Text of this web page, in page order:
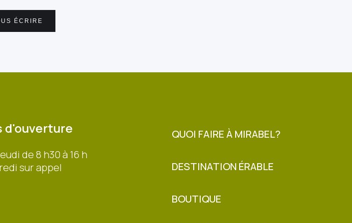
ÉCRIRE
d'ouverture
de 8 h30 à 16 h
sur appel
QUOI FAIRE À MIRABEL?
DESTINATION ÉRABLE
BOUTIQUE